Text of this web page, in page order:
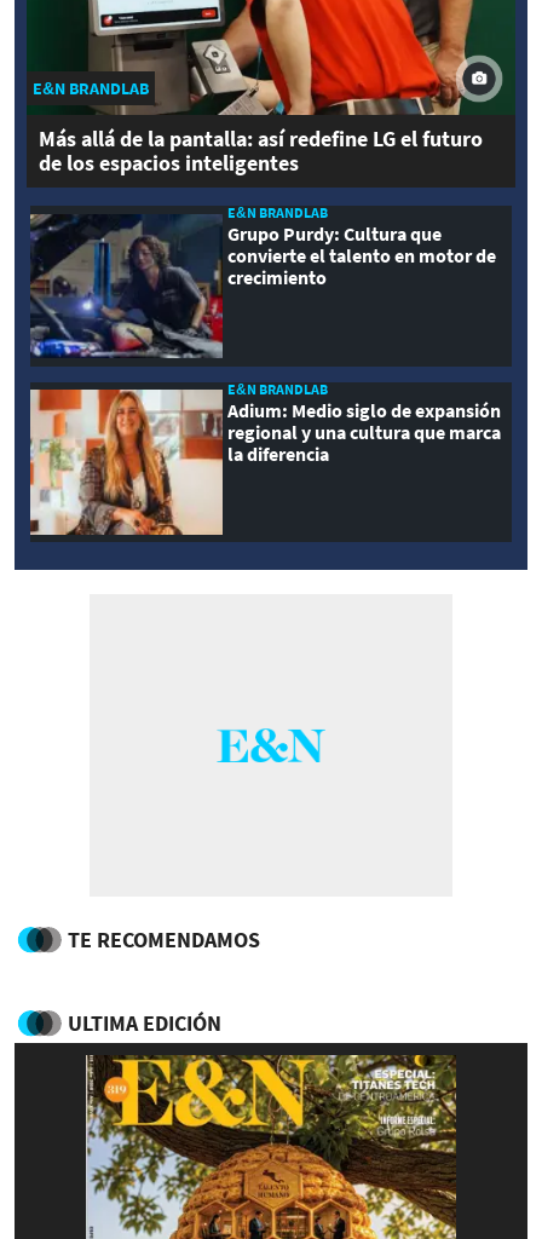
E&N BRANDLAB
Más allá de la pantalla: así redefine LG el futuro
de los espacios inteligentes
E&N BRANDLAB
Grupo Purdy: Cultura que
convierte el talento en motor de
crecimiento
E&N BRANDLAB
Adium: Medio siglo de expansión
regional y una cultura que marca
la diferencia
TE RECOMENDAMOS
ULTIMA EDICIÓN